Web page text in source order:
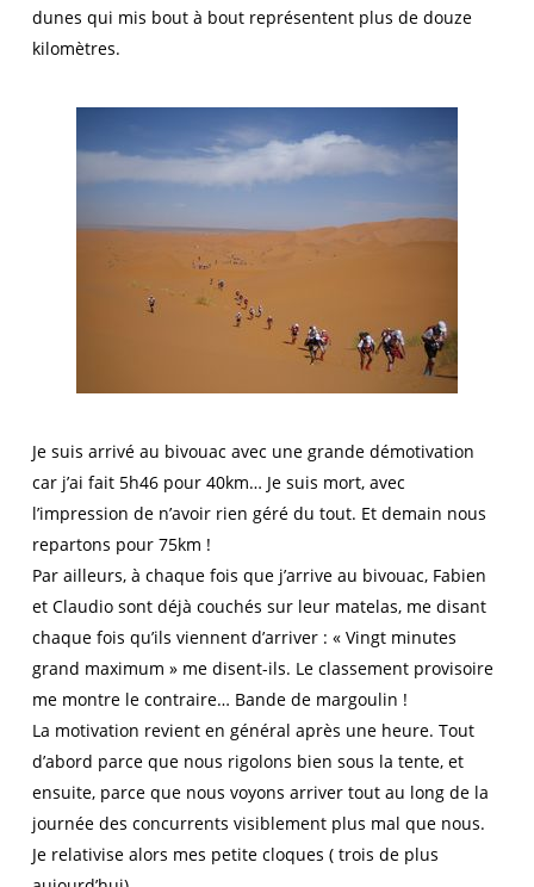
dunes qui mis bout à bout représentent plus de douze
kilomètres.
Je suis arrivé au bivouac avec une grande démotivation
car j’ai fait 5h46 pour 40km… Je suis mort, avec
l’impression de n’avoir rien géré du tout. Et demain nous
repartons pour 75km !
Par ailleurs, à chaque fois que j’arrive au bivouac, Fabien
et Claudio sont déjà couchés sur leur matelas, me disant
chaque fois qu’ils viennent d’arriver : « Vingt minutes
grand maximum » me disent-ils. Le classement provisoire
me montre le contraire… Bande de margoulin !
La motivation revient en général après une heure. Tout
d’abord parce que nous rigolons bien sous la tente, et
ensuite, parce que nous voyons arriver tout au long de la
journée des concurrents visiblement plus mal que nous.
Je relativise alors mes petite cloques ( trois de plus